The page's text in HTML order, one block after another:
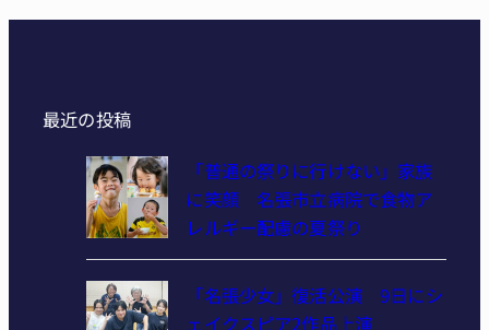
最近の投稿
「普通の祭りに行けない」家族
に笑顔 名張市立病院で食物ア
レルギー配慮の夏祭り
「名張少女」復活公演 9日にシ
ェイクスピア2作品上演